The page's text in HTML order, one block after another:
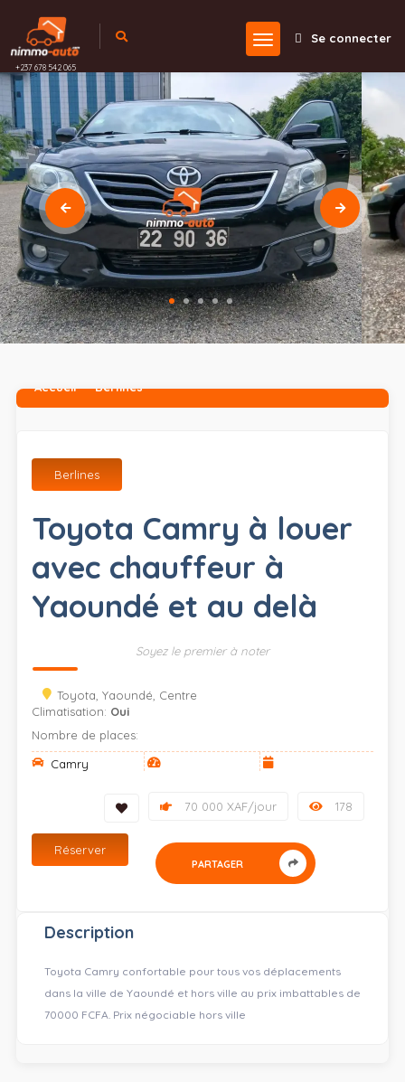
+237 678 542 065
Se connecter
Accueil Berlines
Berlines
Toyota Camry à louer
avec chauffeur à
Yaoundé et au delà
Soyez le premier à noter
Toyota, Yaoundé, Centre
Climatisation: Oui
Nombre de places:
Camry
178
70 000 XAF/jour
Réserver
PARTAGER
Description
Toyota Camry confortable pour tous vos déplacements
dans la ville de Yaoundé et hors ville au prix imbattables de
70000 FCFA. Prix négociable hors ville